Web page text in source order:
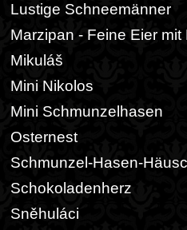
Lustige Schneemänner
Marzipan - Feine Eier
Mikuláš
Mini Nikolos
Mini Schmunzelhasen
Osternest
Schmunzel-Hasen-
Schokoladenherz
Sněhuláci